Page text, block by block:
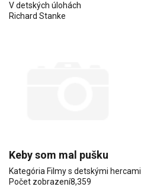
V detských úlohách
Richard Stanke
Keby som mal pušku
Kategória Filmy s detskými hercami
Počet zobrazení8,359